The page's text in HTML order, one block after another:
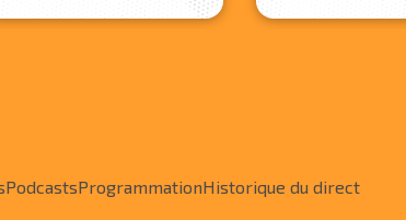
PodcastsProgrammationHistorique du direct